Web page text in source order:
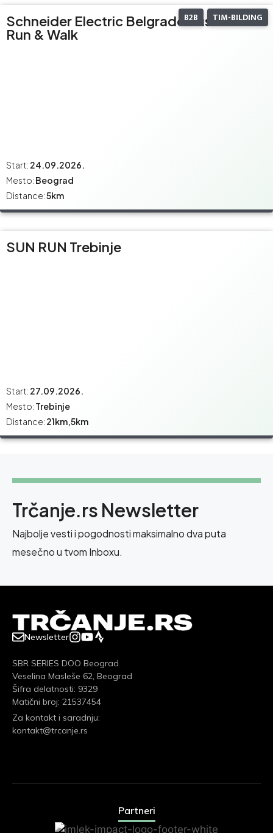
B2B TIM-BILDING
Schneider Electric Belgrade Business
Run & Walk
Start: 24.09.2026.
Mesto: Beograd
Distance:5km
SUN RUN Trebinje
Start: 27.09.2026.
Mesto: Trebinje
Distance: 21km,5km
Trčanje.rs Newsletter
Najbolje vesti i pogodnosti maksimalno dva puta
mesečno u tvom Inboxu.
Newsletter
SBR SERIES DOO Beograd
Veselina Masleše 62, Beograd
Šifra delatnosti: 9329
Matični broj: 21537454
Za kontakt i saradnju:
kontakt@trcanje.rs
Partneri